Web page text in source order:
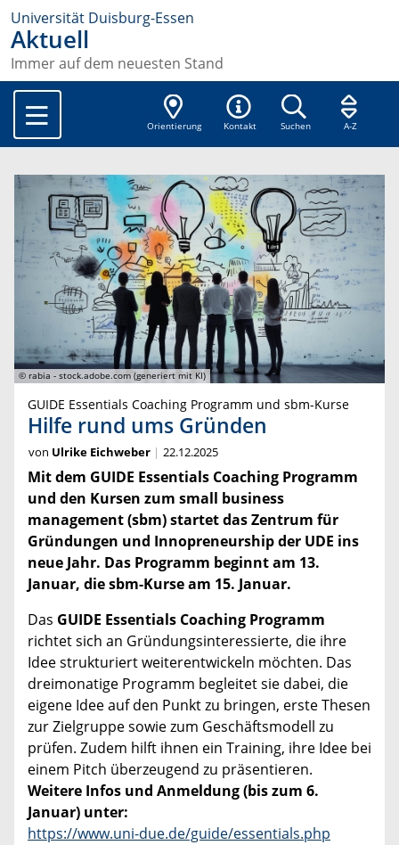
Universität Duisburg-Essen
Aktuell
Immer auf dem neuesten Stand
Orientierung Kontakt Suchen A-Z
© rabia - stock.adobe.com (generiert mit KI)
GUIDE Essentials Coaching Programm und sbm-Kurse
Hilfe rund ums Gründen
von Ulrike Eichweber 22.12.2025
Mit dem GUIDE Essentials Coaching Programm
und den Kursen zum small business
management (sbm) startet das Zentrum für
Gründungen und Innopreneurship der UDE ins
neue Jahr. Das Programm beginnt am 13.
Januar, die sbm-Kurse am 15. Januar.
Das GUIDE Essentials Coaching Programm
richtet sich an Gründungsinteressierte, die ihre
Idee strukturiert weiterentwickeln möchten. Das
dreimonatige Programm begleitet sie dabei, die
eigene Idee auf den Punkt zu bringen, erste Thesen
zur Zielgruppe sowie zum Geschäftsmodell zu
prüfen. Zudem hilft ihnen ein Training, ihre Idee bei
einem Pitch überzeugend zu präsentieren.
Weitere Infos und Anmeldung (bis zum 6.
Januar) unter:
https://www.uni-due.de/guide/essentials.php